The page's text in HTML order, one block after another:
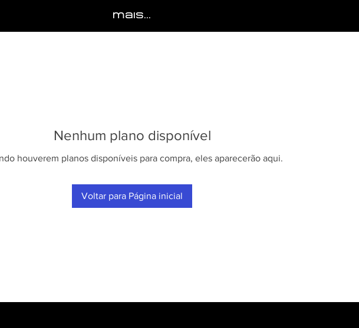
Mais...
Nenhum plano disponível
houverem planos disponíveis para compra, eles aparecerão aqui.
Voltar para Página inicial